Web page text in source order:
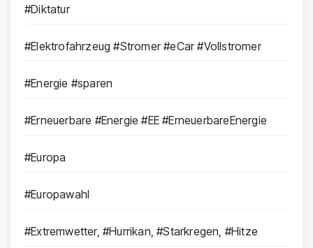
#Diktatur
#Elektrofahrzeug #Stromer #eCar #Vollstromer
#Energie #sparen
#Erneuerbare #Energie #EE #ErneuerbareEnergie
#Europa
#Europawahl
#Extremwetter, #Hurrikan, #Starkregen, #Hitze